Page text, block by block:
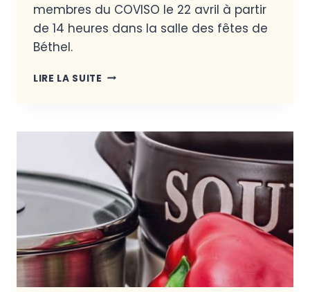
membres du COVISO le 22 avril à partir
de 14 heures dans la salle des fêtes de
Béthel.
LIRE LA SUITE